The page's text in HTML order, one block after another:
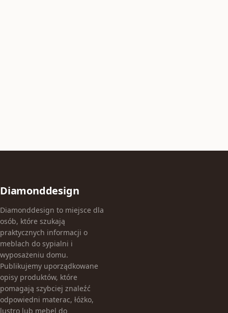
Diamonddesign
Diamonddesign to miejsce dla
osób, które szukają
praktycznych informacji o
meblach do sypialni i
wyposażeniu domu.
Publikujemy uporządkowane
opisy produktów, które
pomagają szybciej znaleźć
odpowiedni materac, łóżko,
lustro lub mebel do